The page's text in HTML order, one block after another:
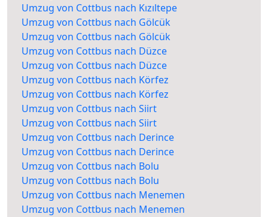
Umzug von Cottbus nach Kızıltepe
Umzug von Cottbus nach Gölcük
Umzug von Cottbus nach Gölcük
Umzug von Cottbus nach Düzce
Umzug von Cottbus nach Düzce
Umzug von Cottbus nach Körfez
Umzug von Cottbus nach Körfez
Umzug von Cottbus nach Siirt
Umzug von Cottbus nach Siirt
Umzug von Cottbus nach Derince
Umzug von Cottbus nach Derince
Umzug von Cottbus nach Bolu
Umzug von Cottbus nach Bolu
Umzug von Cottbus nach Menemen
Umzug von Cottbus nach Menemen